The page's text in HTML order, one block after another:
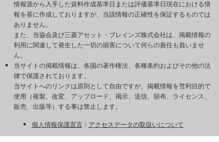
情報源から入手した資料作成基準日または評価基準日現在における情
報を基に作成しておりますが、当該情報の正確性を保証するものでは
ありません。
また、当協会及び三菱アセット・ブレインズ株式会社は、掲載情報の
利用に関連して発生した一切の損害について何らの責任も負いませ
ん。
当サイトの掲載情報は、各国の著作権法、各種条約およびその他の法
律で保護されております。
当サイトへのリンクは原則として自由ですが、掲載情報を営利目的で
使用（複製、改変、アップロード、掲示、送信、頒布、ライセンス、
販売、出版等）する事は禁止します。
個人情報保護宣言/ アクセスデータの取扱いについて